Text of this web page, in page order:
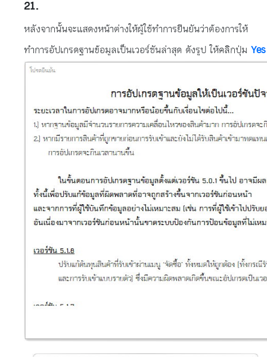
หลังจากนั้นจะแสดงหน้าต่างให้ผู้ใช้ทำการยืนยันว่าต้องการให้
ทำการอัปเกรดฐานข้อมูลเป็นเวอร์ชันล่าสุด ดังรูป ให้คลิกปุ่ม Yes